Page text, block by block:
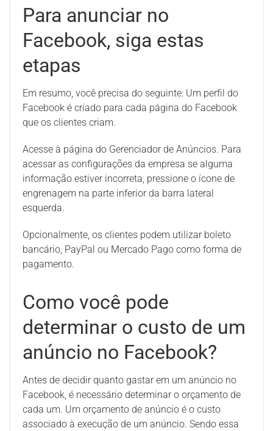
Para anunciar no
Facebook, siga estas
etapas
Em resumo, você precisa do seguinte: Um perfil do
Facebook é criado para cada página do Facebook
que os clientes criam.
Acesse à página do Gerenciador de Anúncios. Para
acessar as configurações da empresa se alguma
informação estiver incorreta, pressione o ícone de
engrenagem na parte inferior da barra lateral
esquerda.
Opcionalmente, os clientes podem utilizar boleto
bancário, PayPal ou Mercado Pago como forma de
pagamento.
Como você pode
determinar o custo de um
anúncio no Facebook?
Antes de decidir quanto gastar em um anúncio no
Facebook, é necessário determinar o orçamento de
cada um. Um orçamento de anúncio é o custo
associado à execução de um anúncio. Sendo essa